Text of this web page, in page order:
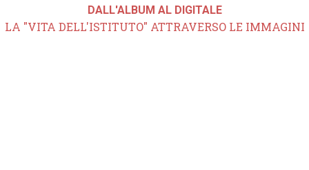
DALL'ALBUM AL DIGITALE
LA "VITA DELL'ISTITUTO" ATTRAVERSO LE IMMAGINI